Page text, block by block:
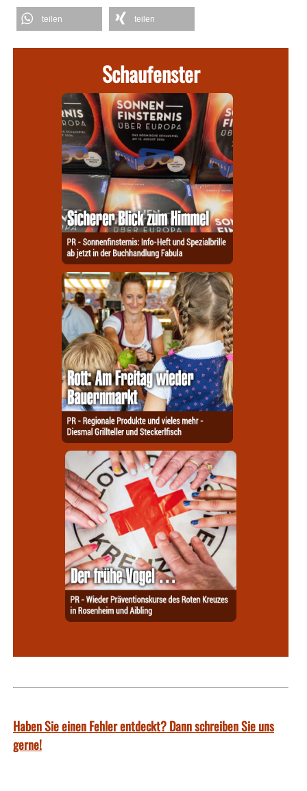
teilen teilen
Schaufenster
Haben Sie einen Fehler entdeckt? Dann schreiben Sie uns
gerne!